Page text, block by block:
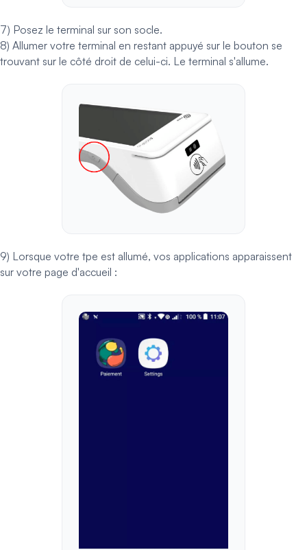
7) Posez le terminal sur son socle.
8) Allumer votre terminal en restant appuyé sur le bouton se
trouvant sur le côté droit de celui-ci. Le terminal s'allume.
9) Lorsque votre tpe est allumé, vos applications apparaissent
sur votre page d'accueil :